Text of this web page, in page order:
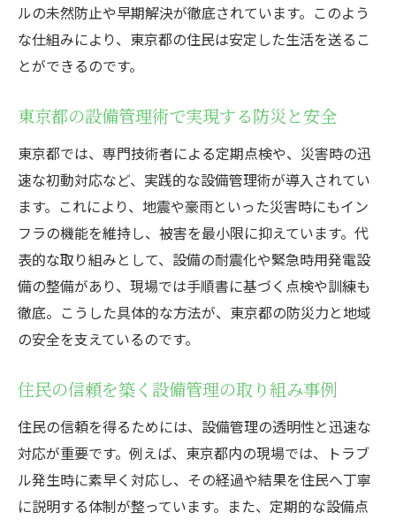
ルの未然防止や早期解決が徹底されています。このよう
な仕組みにより、東京都の住民は安定した生活を送るこ
とができるのです。
東京都の設備管理術で実現する防災と安全
東京都では、専門技術者による定期点検や、災害時の迅
速な初動対応など、実践的な設備管理術が導入されてい
ます。これにより、地震や豪雨といった災害時にもイン
フラの機能を維持し、被害を最小限に抑えています。代
表的な取り組みとして、設備の耐震化や緊急時用発電設
備の整備があり、現場では手順書に基づく点検や訓練も
徹底。こうした具体的な方法が、東京都の防災力と地域
の安全を支えているのです。
住民の信頼を築く設備管理の取り組み事例
住民の信頼を得るためには、設備管理の透明性と迅速な
対応が重要です。例えば、東京都内の現場では、トラブ
ル発生時に素早く対応し、その経過や結果を住民へ丁寧
に説明する体制が整っています。また、定期的な設備点